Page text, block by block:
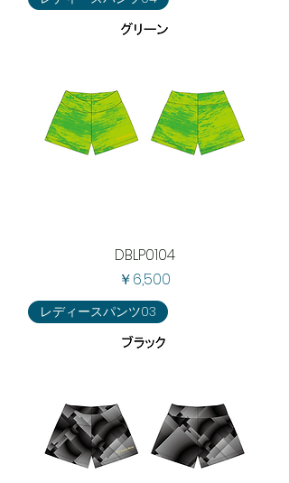
DBLP0104
価格
￥6,500
レディースパンツ03